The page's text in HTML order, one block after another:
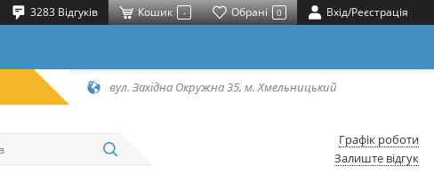
3283 Відгуків Кошик - Обрані 0 Вхід/Реєстрація
вул. Західна Окружна 35, м. Хмельницький
Графік роботи
Залиште відгук